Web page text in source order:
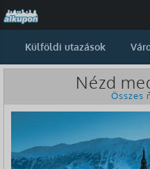
Külföldi utazások
Nézd
Összes